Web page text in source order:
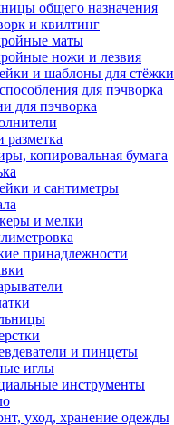
общего назначения
и квилтинг
маты
ножи и лезвия
и шаблоны для стёжки
для пэчворка
для пэчворка
копировальная бумага
и сантиметры
и мелки
принадлежности
и пинцеты
иглы
инструменты
уход, хранение одежды